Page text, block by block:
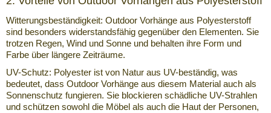
Witterungsbeständigkeit: Outdoor Vorhänge aus Polyesterstoff
sind besonders widerstandsfähig gegenüber den Elementen. Sie
trotzen Regen, Wind und Sonne und behalten ihre Form und
Farbe über längere Zeiträume.
UV-Schutz: Polyester ist von Natur aus UV-beständig, was
bedeutet, dass Outdoor Vorhänge aus diesem Material auch als
Sonnenschutz fungieren. Sie blockieren schädliche UV-Strahlen
und schützen sowohl die Möbel als auch die Haut der Personen,